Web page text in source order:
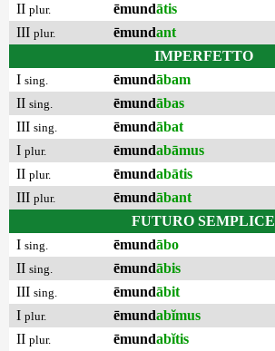
II plur. ēmundātis
III plur. ēmundant
IMPERFETTO
I sing. ēmundābam
II sing. ēmundābas
III sing. ēmundābat
I plur. ēmundabāmus
II plur. ēmundabātis
III plur. ēmundābant
FUTURO SEMPLICE
I sing. ēmundābo
II sing. ēmundābis
III sing. ēmundābit
I plur. ēmundabĭmus
II plur. ēmundabĭtis